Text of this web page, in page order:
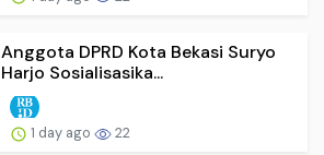
Anggota DPRD Kota Bekasi Suryo
Harjo Sosialisasika...
1 day ago 22